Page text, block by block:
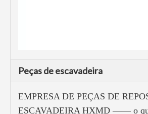
Peças de escavadeira
EMPRESA DE PEÇAS DE
ESCAVADEIRA HXMD —— o